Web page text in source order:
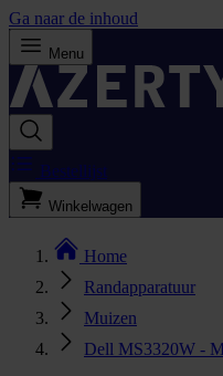
Ga naar de inhoud
Menu
Bestellijst
Winkelwagen
Home
Randapparatuur
Muizen
Dell MS3320W -